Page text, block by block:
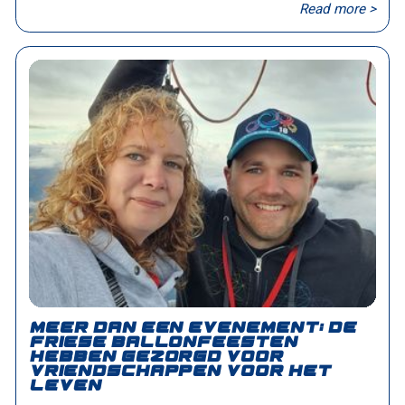
Read more >
Meer dan een evenement: de
Friese Ballonfeesten
hebben gezorgd voor
vriendschappen voor het
leven